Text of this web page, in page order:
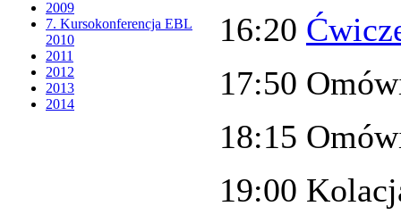
2009
7. Kursokonferencja EBL
2010
2011
2012
2013
2014
16:20
17:50
18:15
19:00